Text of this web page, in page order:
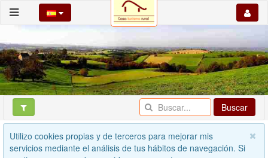
Buscar
Utilizo cookies propias y de terceros para mejorar mis
servicios mediante el análisis de tus hábitos de navegación. Si